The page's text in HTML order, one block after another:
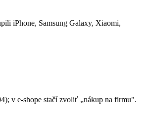
iPhone, Samsung Galaxy, Xiaomi,
v e-shope stačí zvoliť „nákup na firmu".